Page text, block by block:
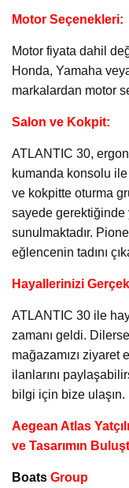
Motor Seçenekleri:
Motor fiyata dahil
Honda, Yamaha
markalardan motor
Salon ve Kokpit:
ATLANTIC 30,
kumanda konsolu
ve kokpitte oturma
sayede
sunulmaktadır.
eğlencenin tadını
Hayallerinizi
ATLANTIC 30 ile
zamanı geldi.
mağazamızı ziyaret
ilanlarını
bilgi için bize ulaşın.
Aegean Atlas
ve Tasarımın
Boats Group